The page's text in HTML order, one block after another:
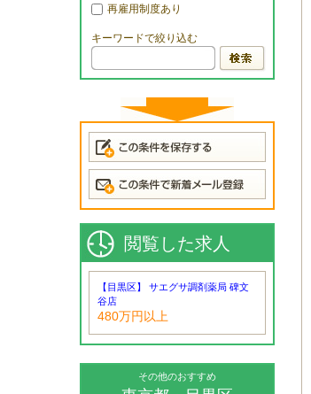
再雇用制度あり
キーワードで絞り込む
閲覧した求人
【目黒区】 サエグサ調剤薬局 碑文
谷店
480万円以上
その他のおすすめ